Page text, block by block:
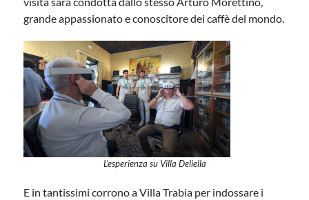
grande appassionato e conoscitore dei caffè del mondo.
L’esperienza su Villa Deliella
E in tantissimi corrono a Villa Trabia per indossare i